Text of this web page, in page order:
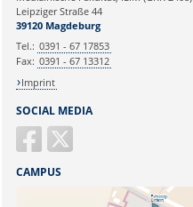
Ihr Anliegen:
SOCIAL MEDIA
Leipziger Straße 44
39120 Magdeburg
Tel.: 0391 - 67 17853
Fax: 0391 - 67 13312
Imprint
CAMPUS